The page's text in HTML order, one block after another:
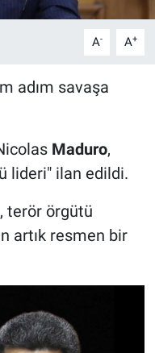
A- A+
adım savaşa
Maduro,
lideri" ilan edildi.
terör örgütü
artık resmen bir